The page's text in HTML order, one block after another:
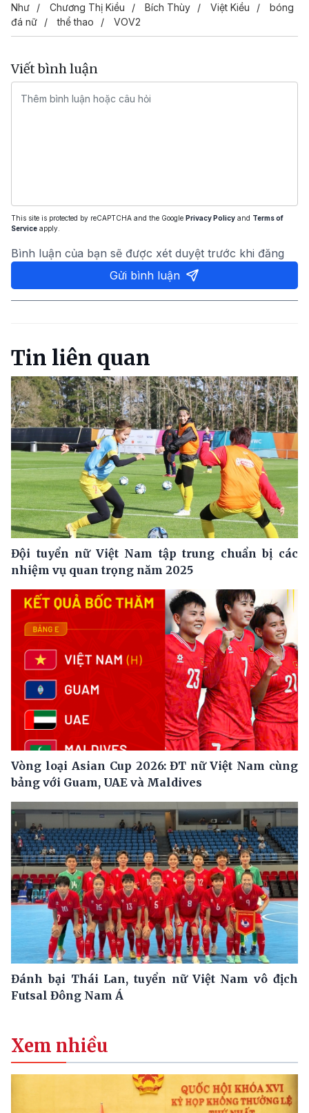
Như
Chương Thị Kiều Bích Thùy Việt Kiều
bóng
đá nữ
thể thao VOV2
Viết bình luận
This site is protected by reCAPTCHA and the Google Privacy Policy and Terms of
Service apply.
Bình luận của bạn sẽ được xét duyệt trước khi đăng
Gửi bình luận
Tin liên quan
Đội tuyển nữ Việt Nam tập trung chuẩn bị các
nhiệm vụ quan trọng năm 2025
Vòng loại Asian Cup 2026: ĐT nữ Việt Nam cùng
bảng với Guam, UAE và Maldives
Đánh bại Thái Lan, tuyển nữ Việt Nam vô địch
Futsal Đông Nam Á
Xem nhiều